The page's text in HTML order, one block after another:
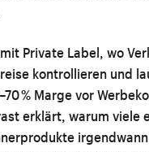
Private Label, wo
kontrollieren und
% Marge vor
erklärt, warum viele